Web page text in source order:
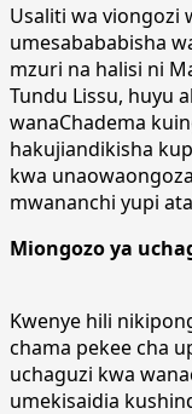
Usaliti wa viongozi
umesabababisha
mzuri na halisi ni
Tundu Lissu, huyu
wanaChadema
hakujiandikisha
kwa
mwananchi yupi
Miongozo ya
Kwenye hili
chama pekee cha
uchaguzi kwa
umekisaidia